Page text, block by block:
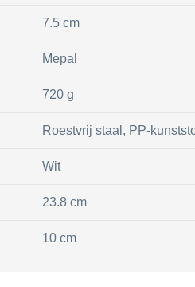
7.5 cm
Mepal
720 g
Roestvrij staal, PP-
Wit
23.8 cm
10 cm